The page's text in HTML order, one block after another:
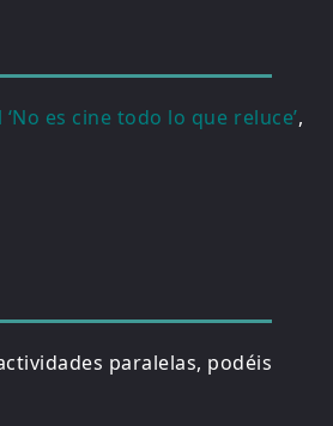
es cine todo lo que reluce’,
paralelas, podéis